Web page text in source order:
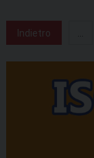
Indietro